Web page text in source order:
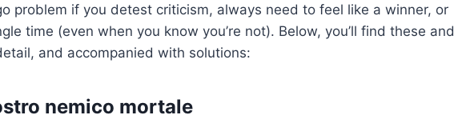
problem if you detest criticism, always need to feel like a winner, or
time (even when you know you’re not). Below, you’ll find these and
and accompanied with solutions:
nemico mortale